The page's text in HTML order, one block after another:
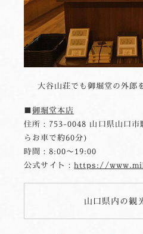
大谷山荘でも御堀堂の外郎
■御堀堂本店
住所：753-0048 山口県山口
らお車で約60分)
時間：8:00〜19:00
公式サイト：https://
山口県内の観